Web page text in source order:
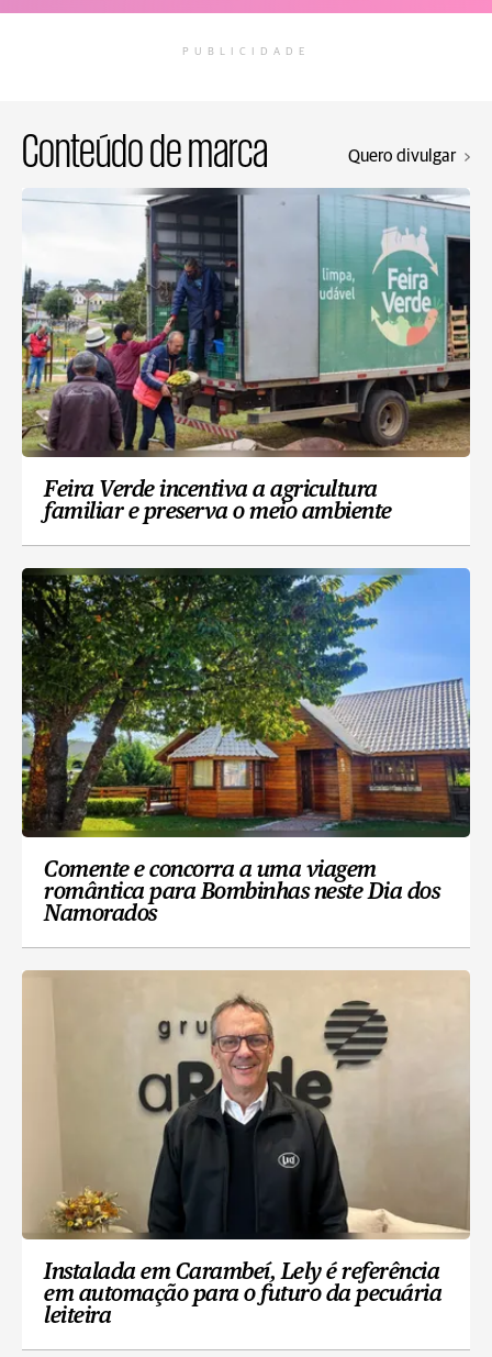
PUBLICIDADE
Conteúdo de marca Quero divulgar
Feira Verde incentiva a agricultura
familiar e preserva o meio ambiente
Comente e concorra a uma viagem
romântica para Bombinhas neste Dia dos
Namorados
Instalada em Carambeí, Lely é referência
em automação para o futuro da pecuária
leiteira